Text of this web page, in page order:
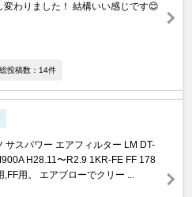
変わりました！ 結構いい感じです😊
投稿数：14件
サスパワー エアフィルター LM DT-
H28.11〜R2.9 1KR-FE FF 178
用。 エアブローでクリー ...